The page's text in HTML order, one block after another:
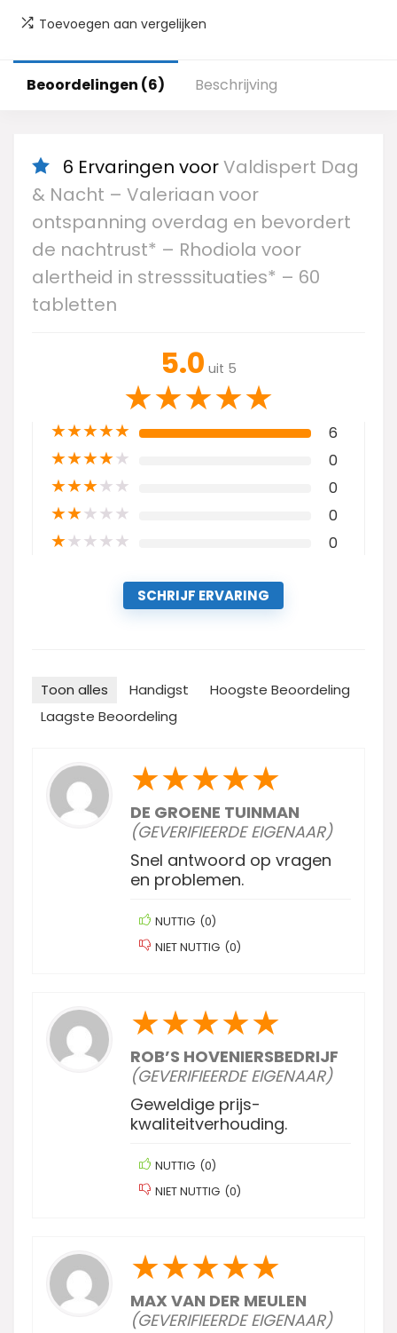
Toevoegen aan vergelijken
Beoordelingen (6) Beschrijving
6 Ervaringen voorValdispert Dag
& Nacht – Valeriaan voor
ontspanning overdag en bevordert
de nachtrust* – Rhodiola voor
alertheid in stresssituaties* – 60
tabletten
5.0 uit 5
★★★★★
★★★★★ 6
★★★★★ 0
★★★★★ 0
★★★★★ 0
★★★★★ 0
SCHRIJF ERVARING
Toon alles Handigst
Hoogste Beoordeling
Laagste Beoordeling
★★★★★
DE GROENE TUINMAN
(GEVERIFIEERDE EIGENAAR)
Snel antwoord op vragen
en problemen.
NUTTIG (0)
NIET NUTTIG (0)
★★★★★
ROB’S HOVENIERSBEDRIJF
(GEVERIFIEERDE EIGENAAR)
Geweldige prijs-
kwaliteitverhouding.
NUTTIG (0)
NIET NUTTIG (0)
★★★★★
MAX VAN DER MEULEN
(GEVERIFIEERDE EIGENAAR)